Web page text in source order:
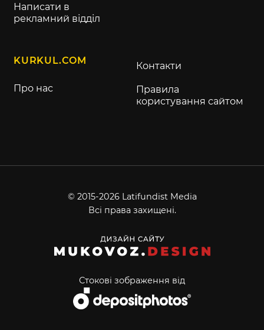
Написати в
рекламний відділ
KURKUL.COM
Про нас
Контакти
Правила
користування сайтом
© 2015-2026 Latifundist Media
Всі права захищені.
Стокові зображення від